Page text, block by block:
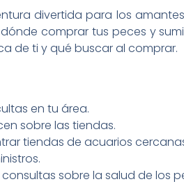
divertida para los
comprar tus peces y
de ti y qué buscar al comprar.
en tu área.
sobre las tiendas.
tiendas de acuarios
sobre la salud de los